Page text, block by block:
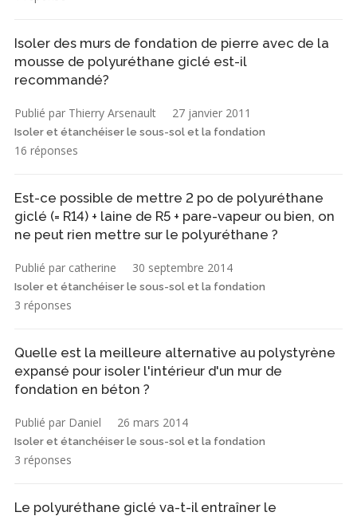
Isoler des murs de fondation de pierre avec de la
mousse de polyuréthane giclé est-il
recommandé?
Publié par Thierry Arsenault 27 janvier 2011
Isoler et étanchéiser le sous-sol et la fondation
16 réponses
Est-ce possible de mettre 2 po de polyuréthane
giclé (= R14) + laine de R5 + pare-vapeur ou bien, on
ne peut rien mettre sur le polyuréthane ?
Publié par catherine 30 septembre 2014
Isoler et étanchéiser le sous-sol et la fondation
3 réponses
Quelle est la meilleure alternative au polystyrène
expansé pour isoler l'intérieur d'un mur de
fondation en béton ?
Publié par Daniel 26 mars 2014
Isoler et étanchéiser le sous-sol et la fondation
3 réponses
Le polyuréthane giclé va-t-il entraîner le